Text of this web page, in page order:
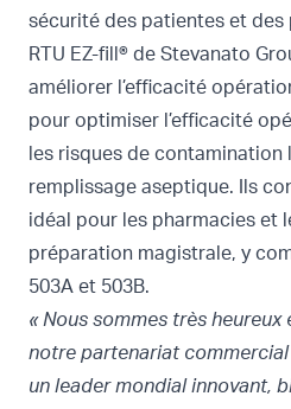
sécurité des patientes et des
RTU EZ-fill® de Stevanato
améliorer l’efficacité
pour optimiser l’efficacité
les risques de
remplissage aseptique. Ils
idéal pour les pharmacies et
préparation magistrale, y
503A et 503B.
« Nous sommes très
notre partenariat commercial
un leader mondial innovant,